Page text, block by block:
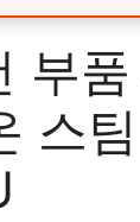
부
스